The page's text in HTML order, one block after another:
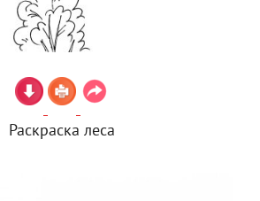
Раскраска леса